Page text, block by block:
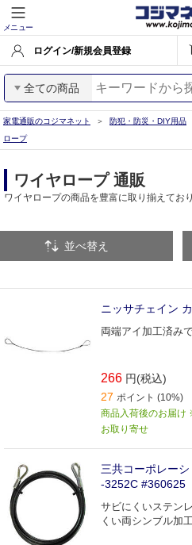
メニュー
ログイン/新規会員登録
全ての商品
家電通販のコジマネット 防犯・防災・DIY用品
ロープ
ワイヤロープ 通販
ワイヤロープの商品を豊富に取り揃えており
並べ替え
ニッサチェイン
両端アイ加工済み
266 円(税込)
27 ポイント (10%)
商品入荷後のお届け
お取り寄せ
三共コーポレー
-3252C #360625
サビにくいステン
くい両シンブル加工